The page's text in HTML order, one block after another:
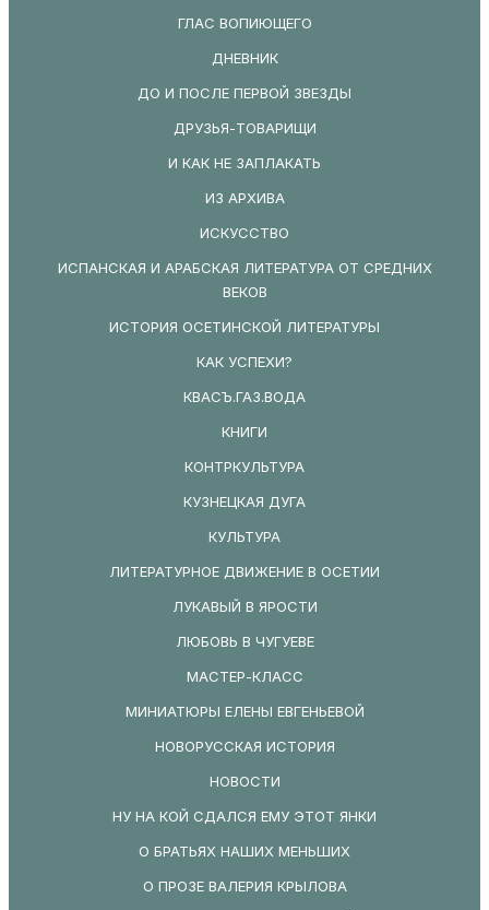
ГЛАС ВОПИЮЩЕГО
ДНЕВНИК
ДО И ПОСЛЕ ПЕРВОЙ ЗВЕЗДЫ
ДРУЗЬЯ-ТОВАРИЩИ
И КАК НЕ ЗАПЛАКАТЬ
ИЗ АРХИВА
ИСКУССТВО
ИСПАНСКАЯ И АРАБСКАЯ ЛИТЕРАТУРА ОТ СРЕДНИХ
ВЕКОВ
ИСТОРИЯ ОСЕТИНСКОЙ ЛИТЕРАТУРЫ
КАК УСПЕХИ?
КВАСЪ.ГАЗ.ВОДА
КНИГИ
КОНТРКУЛЬТУРА
КУЗНЕЦКАЯ ДУГА
КУЛЬТУРА
ЛИТЕРАТУРНОЕ ДВИЖЕНИЕ В ОСЕТИИ
ЛУКАВЫЙ В ЯРОСТИ
ЛЮБОВЬ В ЧУГУЕВЕ
МАСТЕР-КЛАСС
МИНИАТЮРЫ ЕЛЕНЫ ЕВГЕНЬЕВОЙ
НОВОРУССКАЯ ИСТОРИЯ
НОВОСТИ
НУ НА КОЙ СДАЛСЯ ЕМУ ЭТОТ ЯНКИ
О БРАТЬЯХ НАШИХ МЕНЬШИХ
О ПРОЗЕ ВАЛЕРИЯ КРЫЛОВА